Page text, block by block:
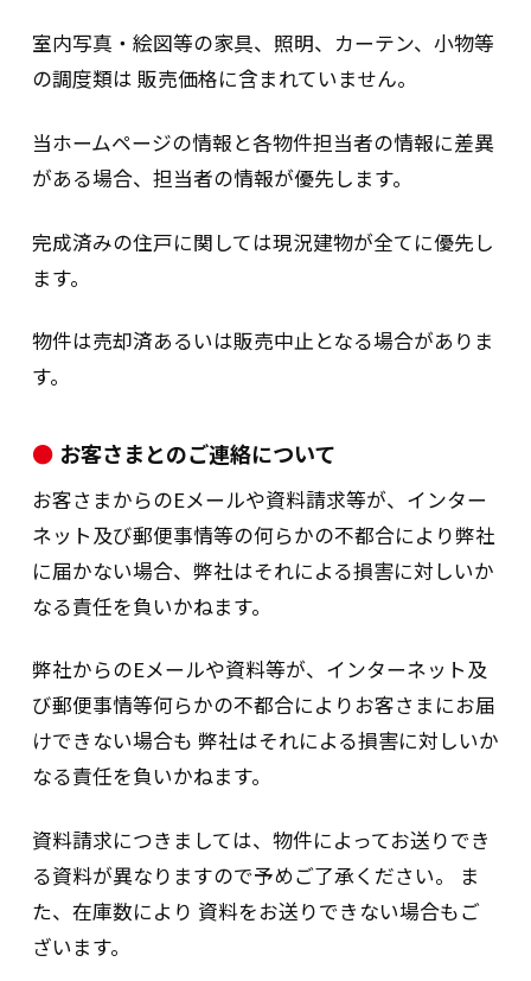
す）。
個人番号及び特定個人情報の適正
な取り扱いに関する基本方針
当社は、以下の方針に基づき、個人番号及
び特定個人情報の適正な取り扱いに努めま
当社は、個人番号及び特定個人情報（以下
に関し、「行政手続における特定の個人を
識別するための番号の利用等に関する法律
（マイナンバー法）」及び「特定個人情報
の適正な取り扱いに関するガイドライン
（事業者編）」、並びに「個人情報の保護
に関する法律」を遵守します。
2.安全管理措置に関する事項について
当社は、特定個人情報等の漏えい、滅失又
は毀損の防止その他の個人番号の適切な管
理のために、別途「個人番号及び特定個人
情報取扱規程」を定め、これを遵守しま
す。
室内写真・絵図等の家具、照明、カーテン、小物等
の調度類は 販売価格に含まれていません。
当ホームページの情報と各物件担当者の情報に差異
がある場合、担当者の情報が優先します。
完成済みの住戸に関しては現況建物が全てに優先し
ます。
物件は売却済あるいは販売中止となる場合がありま
す。
お客さまとのご連絡について
お客さまからのEメールや資料請求等が、インター
ネット及び郵便事情等の何らかの不都合により弊社
に届かない場合、弊社はそれによる損害に対しいか
なる責任を負いかねます。
弊社からのEメールや資料等が、インターネット及
び郵便事情等何らかの不都合によりお客さまにお届
けできない場合も 弊社はそれによる損害に対しいか
なる責任を負いかねます。
資料請求につきましては、物件によってお送りでき
る資料が異なりますので予めご了承ください。 ま
た、在庫数により 資料をお送りできない場合もご
ざいます。